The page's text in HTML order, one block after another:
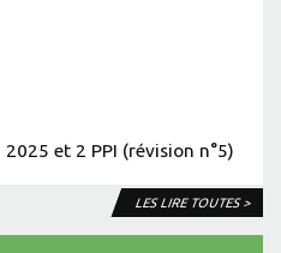
et 2 PPI (révision n°5)
LES LIRE TOUTES >